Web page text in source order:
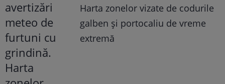
Harta zonelor vizate de codurile
galben și portocaliu de vreme
extremă